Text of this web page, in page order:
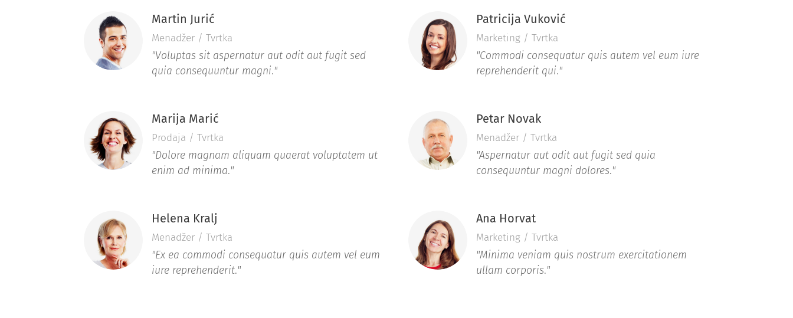
Martin Jurić
Menadžer / Tvrtka
"Voluptas sit aspernatur aut odit aut fugit sed
quia consequuntur magni."
Patricija Vuković
Marketing / Tvrtka
"Commodi consequatur quis autem vel eum iure
reprehenderit qui."
Marija Marić
Prodaja / Tvrtka
"Dolore magnam aliquam quaerat voluptatem ut
enim ad minima."
Petar Novak
Menadžer / Tvrtka
"Aspernatur aut odit aut fugit sed quia
consequuntur magni dolores."
Helena Kralj
Menadžer / Tvrtka
"Ex ea commodi consequatur quis autem vel eum
iure reprehenderit."
Ana Horvat
Marketing / Tvrtka
"Minima veniam quis nostrum exercitationem
ullam corporis."